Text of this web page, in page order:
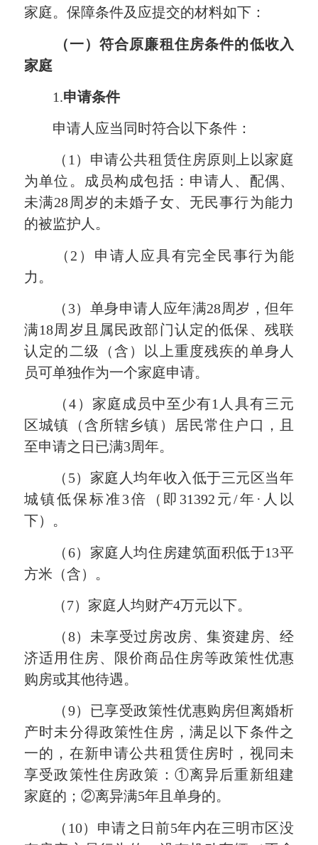
家庭。保障条件及应提交的材料如下：
（一）符合原廉租住房条件的低收入
家庭
1.申请条件
申请人应当同时符合以下条件：
（1）申请公共租赁住房原则上以家庭
为单位。成员构成包括：申请人、配偶、
未满28周岁的未婚子女、无民事行为能力
的被监护人。
（2）申请人应具有完全民事行为能
力。
（3）单身申请人应年满28周岁，但年
满18周岁且属民政部门认定的低保、残联
认定的二级（含）以上重度残疾的单身人
员可单独作为一个家庭申请。
（4）家庭成员中至少有1人具有三元
区城镇（含所辖乡镇）居民常住户口，且
至申请之日已满3周年。
（5）家庭人均年收入低于三元区当年
城镇低保标准3倍（即31392元/年·人以
下）。
（6）家庭人均住房建筑面积低于13平
方米（含）。
（7）家庭人均财产4万元以下。
（8）未享受过房改房、集资建房、经
济适用住房、限价商品住房等政策性优惠
购房或其他待遇。
（9）已享受政策性优惠购房但离婚析
产时未分得政策性住房，满足以下条件之
一的，在新申请公共租赁住房时，视同未
享受政策性住房政策：①离异后重新组建
家庭的；②离异满5年且单身的。
（10）申请之日前5年内在三明市区没